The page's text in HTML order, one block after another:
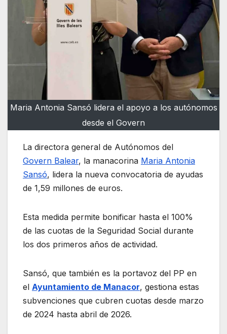
Maria Antonia Sansó lidera el apoyo a los autónomos
desde el Govern
La directora general de Autónomos del
Govern Balear, la manacorina Maria Antonia
Sansó, lidera la nueva convocatoria de ayudas
de 1,59 millones de euros.
Esta medida permite bonificar hasta el 100%
de las cuotas de la Seguridad Social durante
los dos primeros años de actividad.
Sansó, que también es la portavoz del PP en
el Ayuntamiento de Manacor, gestiona estas
subvenciones que cubren cuotas desde marzo
de 2024 hasta abril de 2026.